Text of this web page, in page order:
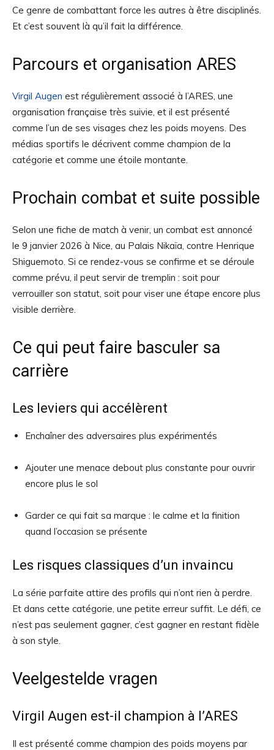
Ce genre de combattant force les autres à être disciplinés.
Et c’est souvent là qu’il fait la différence.
Parcours et organisation ARES
Virgil Augen est régulièrement associé à l’ARES, une
organisation française très suivie, et il est présenté
comme l’un de ses visages chez les poids moyens. Des
médias sportifs le décrivent comme champion de la
catégorie et comme une étoile montante.
Prochain combat et suite possible
Selon une fiche de match à venir, un combat est annoncé
le 9 janvier 2026 à Nice, au Palais Nikaïa, contre Henrique
Shiguemoto. Si ce rendez-vous se confirme et se déroule
comme prévu, il peut servir de tremplin : soit pour
verrouiller son statut, soit pour viser une étape encore plus
visible derrière.
Ce qui peut faire basculer sa
carrière
Les leviers qui accélèrent
Enchaîner des adversaires plus expérimentés
Ajouter une menace debout plus constante pour ouvrir
encore plus le sol
Garder ce qui fait sa marque : le calme et la finition
quand l’occasion se présente
Les risques classiques d’un invaincu
La série parfaite attire des profils qui n’ont rien à perdre.
Et dans cette catégorie, une petite erreur suffit. Le défi, ce
n’est pas seulement gagner, c’est gagner en restant fidèle
à son style.
Veelgestelde vragen
Virgil Augen est-il champion à l’ARES
Il est présenté comme champion des poids moyens par